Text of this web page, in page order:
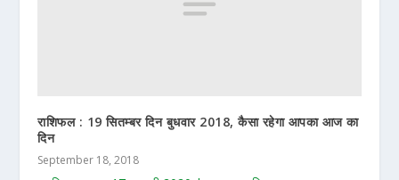
राशिफल : 19 सितम्बर दिन बुधवार 2018, कैसा रहेगा आपका आज का
दिन
September 18, 2018